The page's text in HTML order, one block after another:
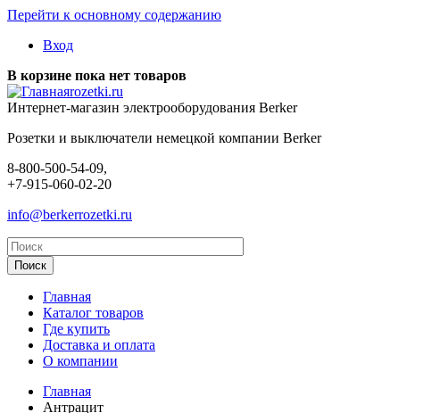
Перейти к основному содержанию
Вход
В корзине пока нет товаров
rozetki.ru
Интернет-магазин электрооборудования Berker
Розетки и выключатели немецкой компании Berker
8-800-500-54-09,
+7-915-060-02-20
info@berkerrozetki.ru
Главная
Каталог товаров
Где купить
Доставка и оплата
О компании
Главная
Антрацит